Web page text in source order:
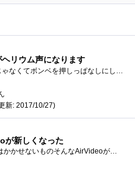
リウム声になります
かえるちゃんじゃなくてボンベを押しっぱなしにしてしゃべります。離すと、音声がヘリウム声になって再生されます。録音できる時間はメータ�...
新: 2017/10/27)
が新しくなった
iPhone生活にはかかせないものそんなAirVideoが新しくなりました。サーバソフトも同じように別物となりましたのでそれぞれインストールと設定が必...